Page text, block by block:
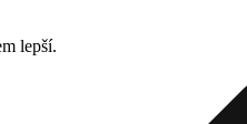
lepší.